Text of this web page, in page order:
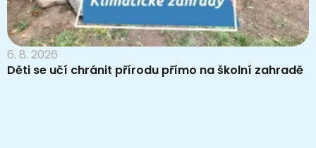
6. 8. 2026
Děti se učí chránit přírodu přímo na školní zahradě